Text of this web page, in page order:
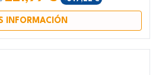
INFORMACIÓN